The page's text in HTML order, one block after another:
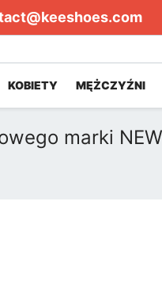
KOBIETY MĘŻCZYŹNI
marki